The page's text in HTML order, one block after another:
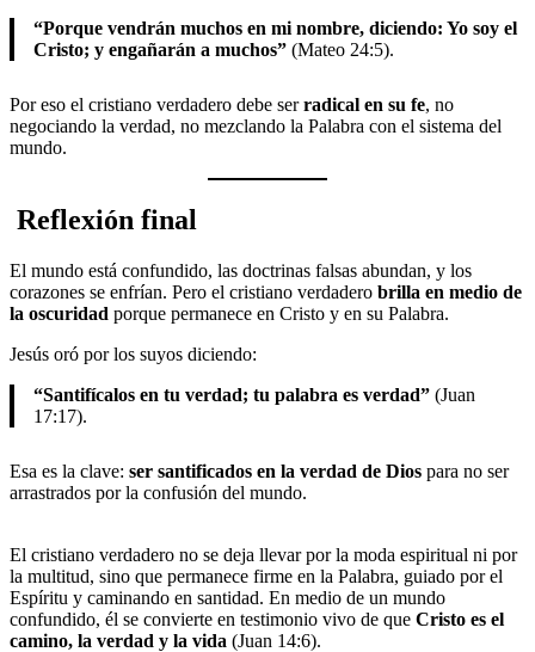
“Porque vendrán muchos en mi nombre, diciendo: Yo soy el
Cristo; y engañarán a muchos” (Mateo 24:5).
Por eso el cristiano verdadero debe serradical en su fe, no
negociando la verdad, no mezclando la Palabra con el sistema del
mundo.
Reflexión final
El mundo está confundido, las doctrinas falsas abundan, y los
corazones se enfrían. Pero el cristiano verdadero brilla en medio de
la oscuridad porque permanece en Cristo y en su Palabra.
Jesús oró por los suyos diciendo:
“Santifícalos en tu verdad; tu palabra es verdad” (Juan
17:17).
Esa es la clave: ser santificados en la verdad de Dios para no ser
arrastrados por la confusión del mundo.
El cristiano verdadero no se deja llevar por la moda espiritual ni por
la multitud, sino que permanece firme en la Palabra, guiado por el
Espíritu y caminando en santidad. En medio de un mundo
confundido, él se convierte en testimonio vivo de que Cristo es el
camino, la verdad y la vida (Juan 14:6).